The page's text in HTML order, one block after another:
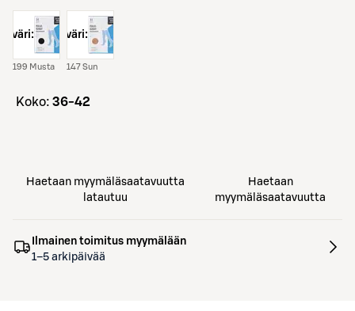
väri:
199 Musta
väri:
147 Sun
koko: 36-42
Haetaan myymäläsaatavuutta
latautuu
Haetaan
myymäläsaatavuutta
Ilmainen toimitus myymälään
1–5 arkipäivää